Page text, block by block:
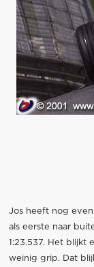
Jos heeft nog
als eerste naar
1:23.537. Het blijkt
weinig grip. Dat